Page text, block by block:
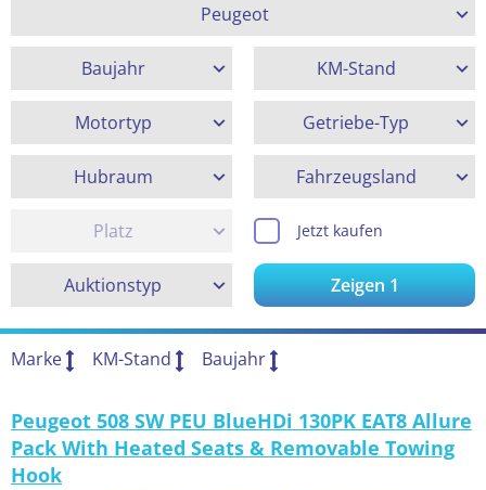
Peugeot
Baujahr KM-Stand
Motortyp Getriebe-Typ
Hubraum Fahrzeugsland
Platz Jetzt kaufen
Auktionstyp Zeigen1
Marke KM-Stand Baujahr
Peugeot 508 SW PEU BlueHDi 130PK EAT8 Allure
Pack With Heated Seats & Removable Towing
Hook